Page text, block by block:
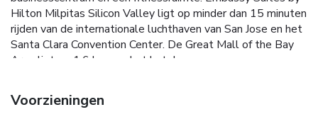
Hilton Milpitas Silicon Valley ligt op minder dan 15 minuten
rijden van de internationale luchthaven van San Jose en het
Santa Clara Convention Center. De Great Mall of the Bay
Area ligt op 1,6 km van het hotel.
Voorzieningen